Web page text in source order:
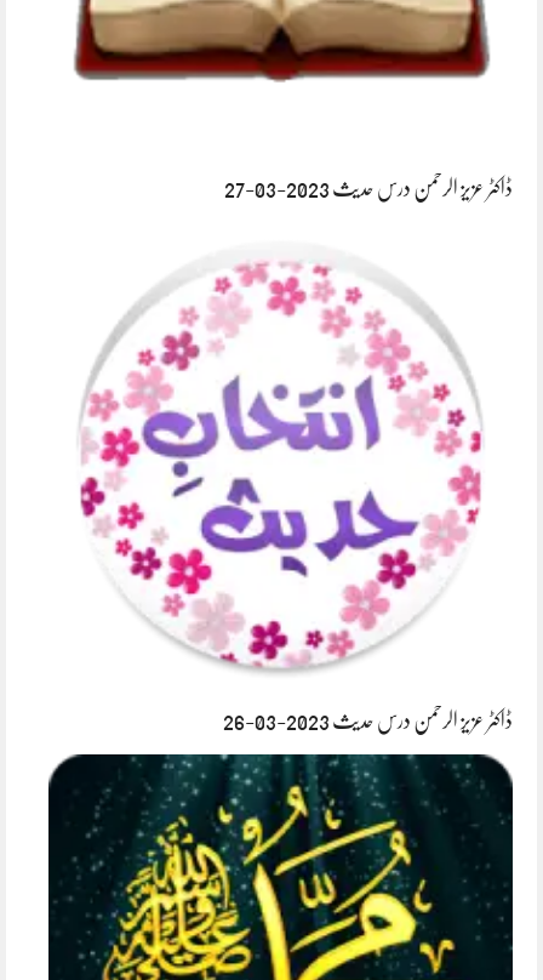
ڈاکٹر عزیز الرحمن درس حدیث 2023-03-27
ڈاکٹر عزیز الرحمن درس حدیث 2023-03-26